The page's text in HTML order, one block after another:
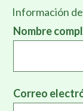
Información
Nombre
Correo